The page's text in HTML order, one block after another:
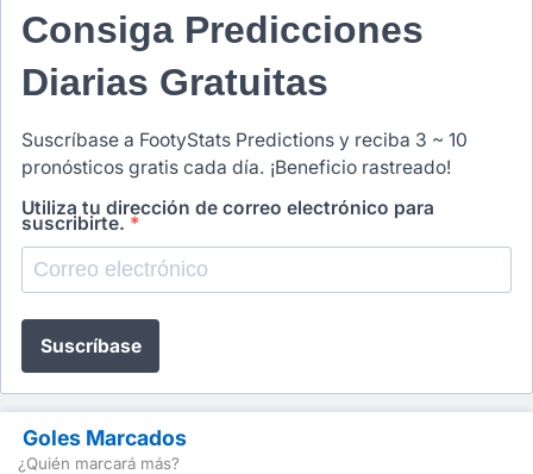
Consiga Predicciones
Diarias Gratuitas
Suscríbase a FootyStats Predictions y reciba 3 ~ 10
pronósticos gratis cada día. ¡Beneficio rastreado!
Utiliza tu dirección de correo electrónico para
suscribirte. *
Suscríbase
Goles Marcados
¿Quién marcará más?